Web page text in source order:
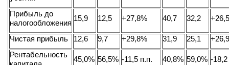
Прибыль до
налогообложения
15,9 12,5 +27,8% 40,7 32,2
Чистая прибыль 12,6 9,7 +29,8% 31,9 25,1
Рентабельность
45,0% 56,5% -11,5 п.п. 40,8% 59,0% -